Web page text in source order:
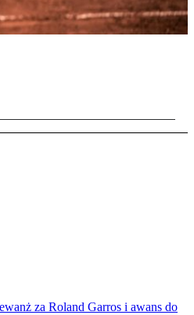
za Roland Garros i awans do